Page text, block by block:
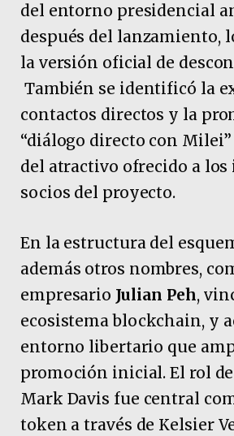
del entorno presidencial
después del lanzamiento,
la versión oficial de
También se identificó la
contactos directos y la
“diálogo directo con
del atractivo ofrecido a los
socios del proyecto.
En la estructura del
además otros nombres,
empresario Julian Peh,
ecosistema blockchain, y
entorno libertario que
promoción inicial. El rol
Mark Davis fue central
token a través de Kelsier